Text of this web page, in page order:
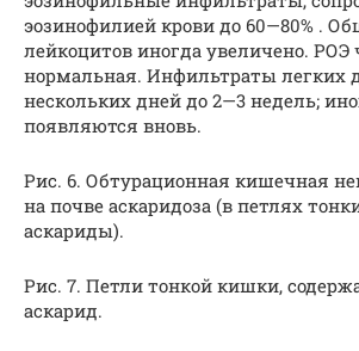
эозинофилией крови до 60—80% .
лейкоцитов иногда увеличено. РОЭ
нормальная. Инфильтраты легких
нескольких дней до 2—3 недель;
появляются вновь.
Рис. 6. Обтурационная кишечная
на почве аскаридоза (в петлях
аскариды).
Рис. 7. Петли тонкой кишки,
аскарид.